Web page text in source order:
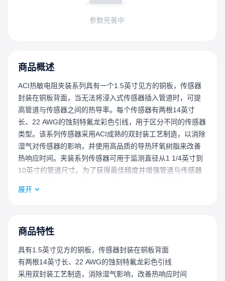
参数完善中
商品概述
ACI热敏电阻夹装系列具有一个1.5英寸见方的铜板，传感器
封装在铜板背面，当无法将浸入式传感器插入管道时，可提
高管道与传感器之间的热导率。每个传感器有两根14英寸
长、22 AWG的蚀刻特氟龙彩色引线，用于区分不同的传感器
类型。该系列传感器采用ACI成熟的双封装工艺制造，以消除
湿气对传感器的影响，并使用高品质的导热环氧树脂来改善
热响应时间。夹装系列传感器可用于监测直径从1 1/4英寸到
10英寸的管道尺寸。为了获得最佳精度并增强管道与传感器
传感器免受环境空气的影响。可根据要求提供可选的防水外
展开
商品特性
具有1.5英寸见方的铜板，传感器封装在铜板背面
有两根14英寸长、22 AWG的蚀刻特氟龙彩色引线
采用双封装工艺制造，消除湿气影响，改善热响应时间